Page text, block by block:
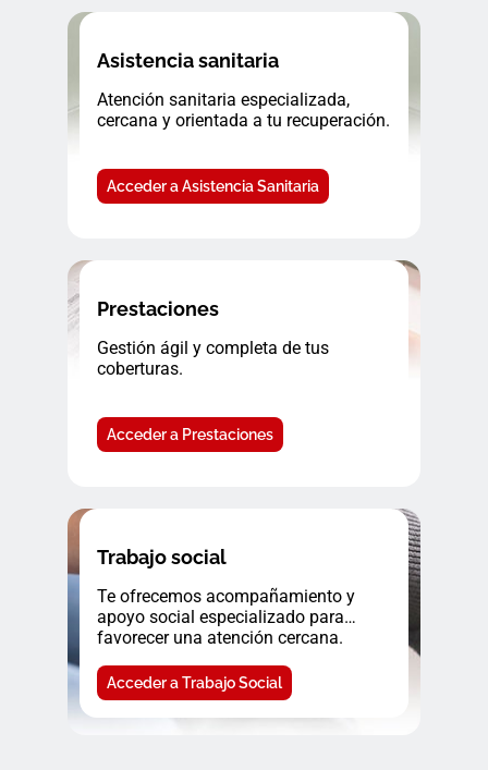
Asistencia sanitaria
Atención sanitaria especializada,
cercana y orientada a tu recuperación.
Acceder a Asistencia Sanitaria
Prestaciones
Gestión ágil y completa de tus
coberturas.
Acceder a Prestaciones
Trabajo social
Te ofrecemos acompañamiento y
apoyo social especializado para
favorecer una atención cercana.
Acceder a Trabajo Social